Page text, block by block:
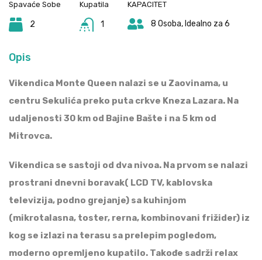
Spavaće Sobe
2
Kupatila
1
KAPACITET
8 Osoba, Idealno za 6
Opis
Vikendica Monte Queen nalazi se u Zaovinama, u
centru Sekulića preko puta crkve Kneza Lazara. Na
udaljenosti 30 km od Bajine Bašte i na 5 km od
Mitrovca.
Vikendica se sastoji od dva nivoa. Na prvom se nalazi
prostrani dnevni boravak( LCD TV, kablovska
televizija, podno grejanje) sa kuhinjom
(mikrotalasna, toster, rerna, kombinovani frižider) iz
kog se izlazi na terasu sa prelepim pogledom,
moderno opremljeno kupatilo. Takođe sadrži relax